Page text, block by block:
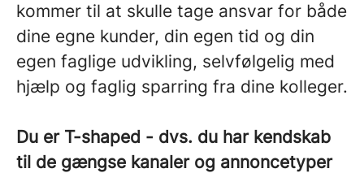
kommer til at skulle tage ansvar for både
dine egne kunder, din egen tid og din
egen faglige udvikling, selvfølgelig med
hjælp og faglig sparring fra dine kolleger.
Du er T-shaped - dvs. du har kendskab
til de gængse kanaler og annoncetyper